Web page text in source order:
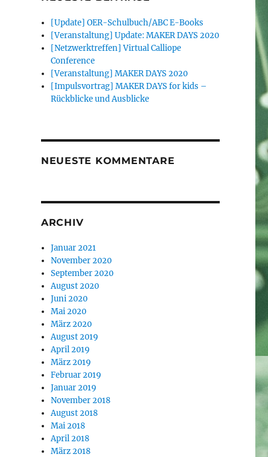
[Update] OER-Schulbuch/ABC E-Books
[Veranstaltung] Update: MAKER DAYS 2020
[Netzwerktreffen] Virtual Calliope
Conference
[Veranstaltung] MAKER DAYS 2020
[Impulsvortrag] MAKER DAYS for kids –
Rückblicke und Ausblicke
NEUESTE KOMMENTARE
ARCHIV
Januar 2021
November 2020
September 2020
August 2020
Juni 2020
Mai 2020
März 2020
August 2019
April 2019
März 2019
Februar 2019
Januar 2019
November 2018
August 2018
Mai 2018
April 2018
März 2018